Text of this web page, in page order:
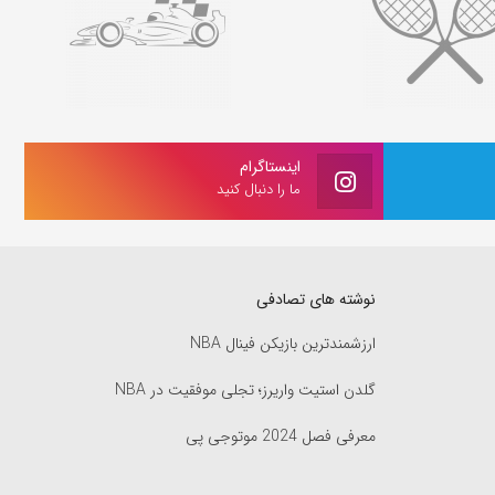
اینستاگرام
ما را دنبال کنید
نوشته های تصادفی
ارزشمندترین بازیکن فینال NBA
گلدن استیت واریرز؛ تجلی موفقیت در NBA
معرفی فصل 2024 موتوجی پی